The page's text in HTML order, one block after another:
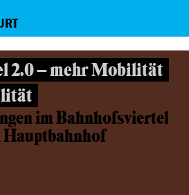
2.0 – mehr Mobilität
im Bahnhofsviertel
Hauptbahnhof